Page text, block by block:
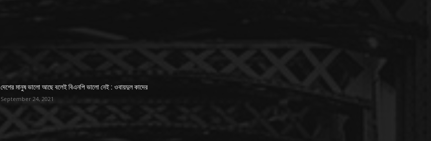
দেশের মানুষ ভালো আছে বলেই বিএনপি ভালো নেই : ওবায়দুল কাদের
September 24, 2021